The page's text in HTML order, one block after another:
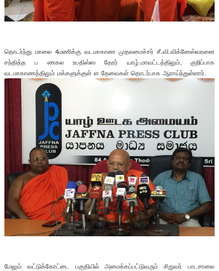
தொடர்ந்து மாலை 4மணிக்கு வடமாகாண முதலமைச்சர் சீ.வி.விக்னேஸ்வரனை
சந்தித்த ப ணகல உபதிஸ்ஸ தேரர் யாழ்.மாவட்டத்திலும், குறிப்பாக
வடமாகாணத்திலும் மக்களுக்குள் ள தேவைகள் தொடர்பாக ஆராய்ந்துள்ளார்.
மேலும் வட்டுக்கோட்டை பகுதியில் அமைக்கப்பட்டுவரும் சிறுவர் பாடசாலை